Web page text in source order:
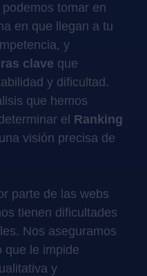
tomar en
en que llegan a tu
y
clave que
y dificultad.
que hemos
el Ranking
visión precisa de
parte de las webs
tienen dificultades
Nos aseguramos
que le impide
y